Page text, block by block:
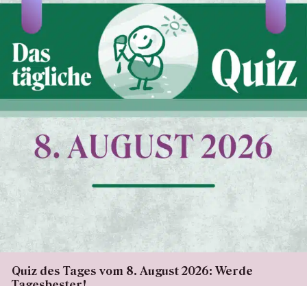
Quiz des Tages vom 8. August 2026: Werde